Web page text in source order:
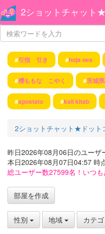
2ショットチャット
#引指 引き #hoja oes
#櫻ももな こやく #茨城
#spostato #kali kitab
2ショットチャット★ドット
昨日2026年08月06日のユーザ
本日2026年08月07日04:57 時
総ユーザー数27599名！いつも
部屋を作成
性別 地域 カテ